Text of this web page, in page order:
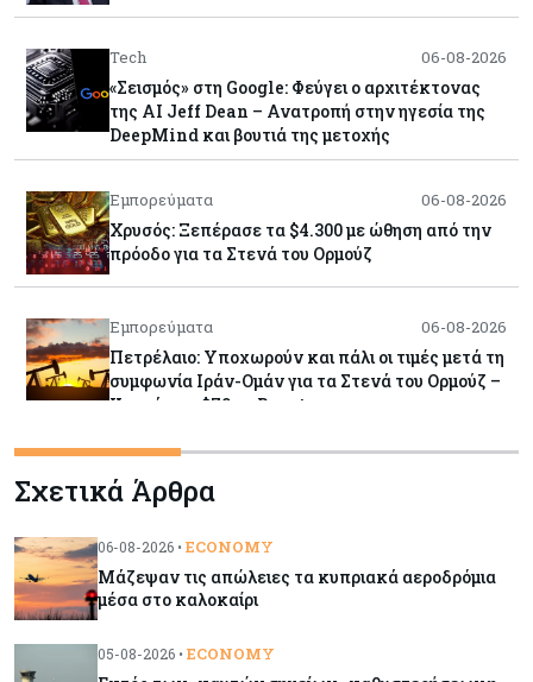
Tech 06-08-2026
«Σεισμός» στη Google: Φεύγει ο αρχιτέκτονας
της AI Jeff Dean – Ανατροπή στην ηγεσία της
DeepMind και βουτιά της μετοχής
Εμπορεύματα 06-08-2026
Χρυσός: Ξεπέρασε τα $4.300 με ώθηση από την
πρόοδο για τα Στενά του Ορμούζ
Εμπορεύματα 06-08-2026
Πετρέλαιο: Υποχωρούν και πάλι οι τιμές μετά τη
συμφωνία Ιράν-Ομάν για τα Στενά του Ορμούζ –
Κοντά στα $79 το Brent
Ορκίζονται σήμερα τα νέα μέλη της Κυβέρνησης
Κόσμος
όνομα του προέδρου Τραμπ υπολογίζεται πως θα
κοστίσουν $275 δισ.
Σχετικά Άρθρα
06-08-2026 • ECONOMY
Μάζεψαν τις απώλειες τα κυπριακά αεροδρόμια
μέσα στο καλοκαίρι
05-08-2026 • ECONOMY